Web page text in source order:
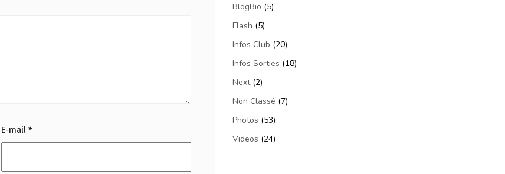
E-mail*
BlogBio (5)
Flash (5)
Infos Club (20)
Infos Sorties (18)
Next(2)
Non Classé (7)
Photos (53)
Videos (24)